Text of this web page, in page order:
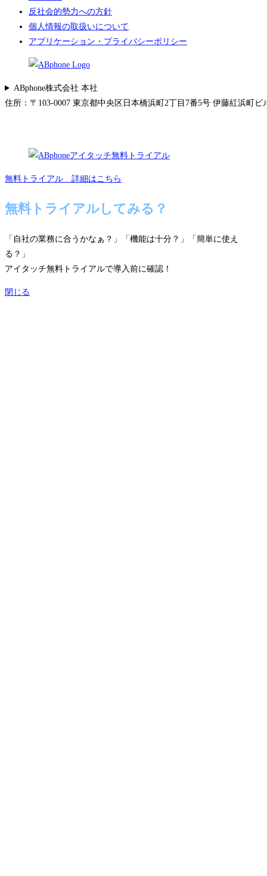
反社会的勢力への方針
個人情報の取扱いについて
アプリケーション・プライバシーポリシー
ABphone株式会社 本社
住所：〒103-0007 東京都中央区日本橋浜町2丁目7番5号 伊藤紅浜町
無料トライアル 詳細はこちら
無料トライアルしてみる？
「自社の業務に合うかなぁ？」「機能は十分？」「簡単に使え
る？」
アイタッチ無料トライアルで導入前に確認！
閉じる